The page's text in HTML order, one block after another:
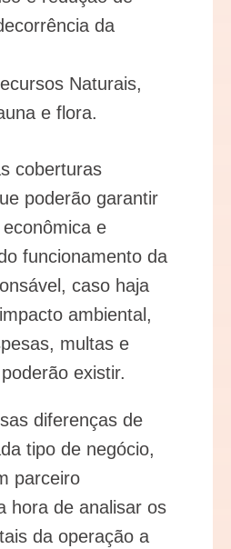
da
Naturais,
e flora.
coberturas
poderão garantir
e
funcionamento da
caso haja
ambiental,
multas e
existir.
diferenças de
tipo de negócio,
parceiro
hora de analisar os
da operação a